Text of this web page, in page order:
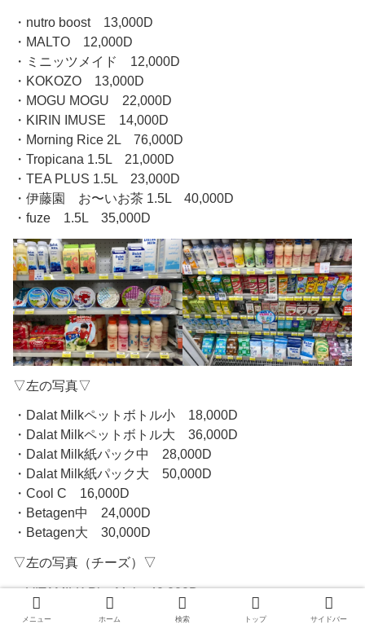
・nutro boost 13,000D
・MALTO 12,000D
・ミニッツメイド 12,000D
・KOKOZO 13,000D
・MOGU MOGU 22,000D
・KIRIN IMUSE 14,000D
・Morning Rice 2L 76,000D
・Tropicana 1.5L 21,000D
・TEA PLUS 1.5L 23,000D
・伊藤園 お〜いお茶 1.5L 40,000D
・fuze 1.5L 35,000D
▽左の写真▽
・Dalat Milkペットボトル小 18,000D
・Dalat Milkペットボトル大 36,000D
・Dalat Milk紙パック中 28,000D
・Dalat Milk紙パック大 50,000D
・Cool C 16,000D
・Betagen中 24,000D
・Betagen大 30,000D
▽左の写真（チーズ）▽
・VITAMILK Pho Mai 40,000D
・La Voche qui rit 51,000D
メニュー ホーム 検索 トップ サイドバー